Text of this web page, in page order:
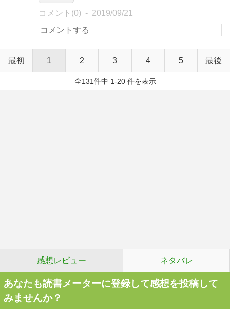
コメント(0) 2019/09/21
最初 1 2 3 4 5 最後
全131件中 1-20 件を表示
感想レビュー ネタバレ
あなたも読書メーターに登録して感想を投稿して
みませんか？